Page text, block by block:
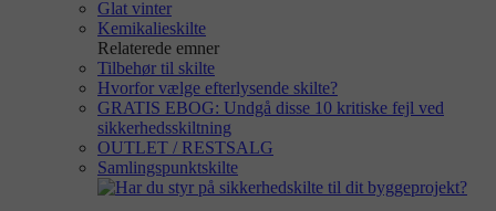
Glat vinter
Kemikalieskilte
Relaterede emner
Tilbehør til skilte
Hvorfor vælge efterlysende skilte?
GRATIS EBOG: Undgå disse 10 kritiske fejl ved
sikkerhedsskiltning
OUTLET / RESTSALG
Samlingspunktskilte